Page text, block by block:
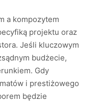
a kompozytem
projektu oraz
Jeśli kluczowym
budżecie,
Gdy
i prestiżowego
będzie